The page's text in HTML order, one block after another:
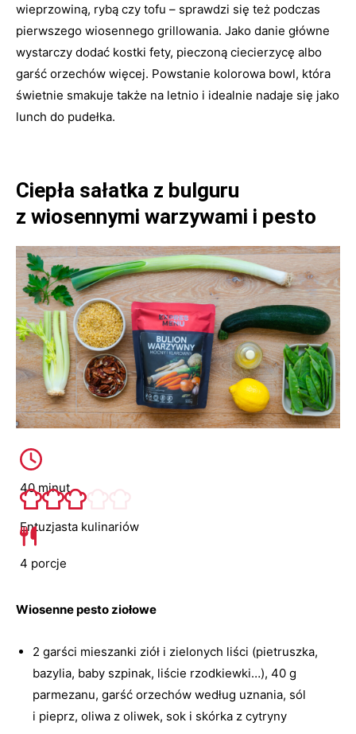
wieprzowiną, rybą czy tofu – sprawdzi się też podczas
pierwszego wiosennego grillowania. Jako danie główne
wystarczy dodać kostki fety, pieczoną ciecierzycę albo
garść orzechów więcej. Powstanie kolorowa bowl, która
świetnie smakuje także na letnio i idealnie nadaje się jako
lunch do pudełka.
Ciepła sałatka z bulguru
z wiosennymi warzywami i pesto
40 minut
Entuzjasta kulinariów
4 porcje
Wiosenne pesto ziołowe
2 garści mieszanki ziół i zielonych liści (pietruszka,
bazylia, baby szpinak, liście rzodkiewki…), 40 g
parmezanu, garść orzechów według uznania, sól
i pieprz, oliwa z oliwek, sok i skórka z cytryny